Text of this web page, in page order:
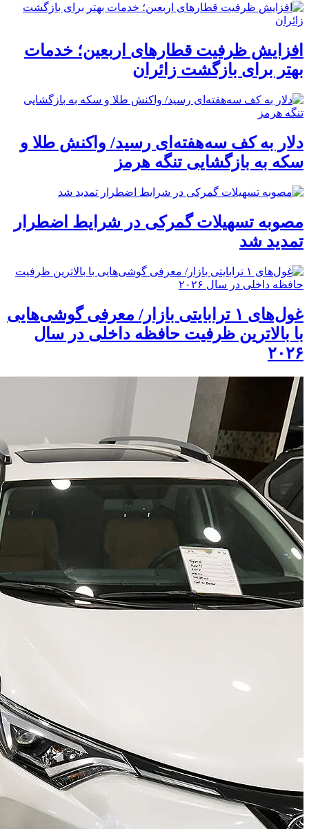
افزایش ظرفیت قطارهای اربعین؛ خدمات
بهتر برای بازگشت زائران
دلار به کف سه‌هفته‌ای رسید/ واکنش طلا و
سکه به بازگشایی تنگه هرمز
مصوبه تسهیلات گمرکی در شرایط اضطرار
تمدید شد
غول‌های ۱ ترابایتی بازار/ معرفی گوشی‌هایی
با بالاترین ظرفیت حافظه داخلی در سال
۲۰۲۶